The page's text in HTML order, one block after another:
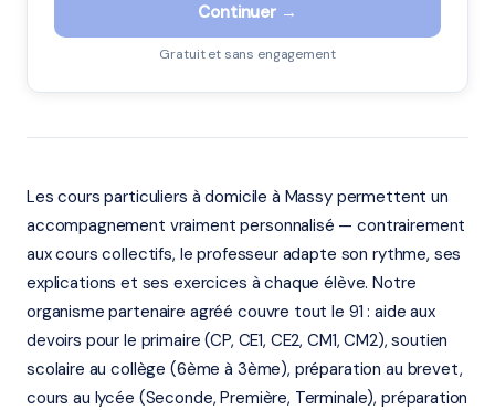
Continuer →
Gratuit et sans engagement
Les cours particuliers à domicile à Massy permettent un
accompagnement vraiment personnalisé — contrairement
aux cours collectifs, le professeur adapte son rythme, ses
explications et ses exercices à chaque élève. Notre
organisme partenaire agréé couvre tout le 91 : aide aux
devoirs pour le primaire (CP, CE1, CE2, CM1, CM2), soutien
scolaire au collège (6ème à 3ème), préparation au brevet,
cours au lycée (Seconde, Première, Terminale), préparation